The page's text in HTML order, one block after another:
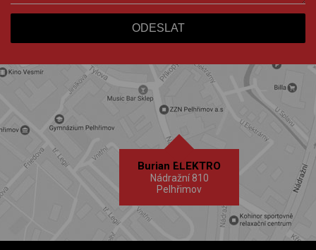
Burian ELEKTRO
Nádražní 810
Pelhřimov